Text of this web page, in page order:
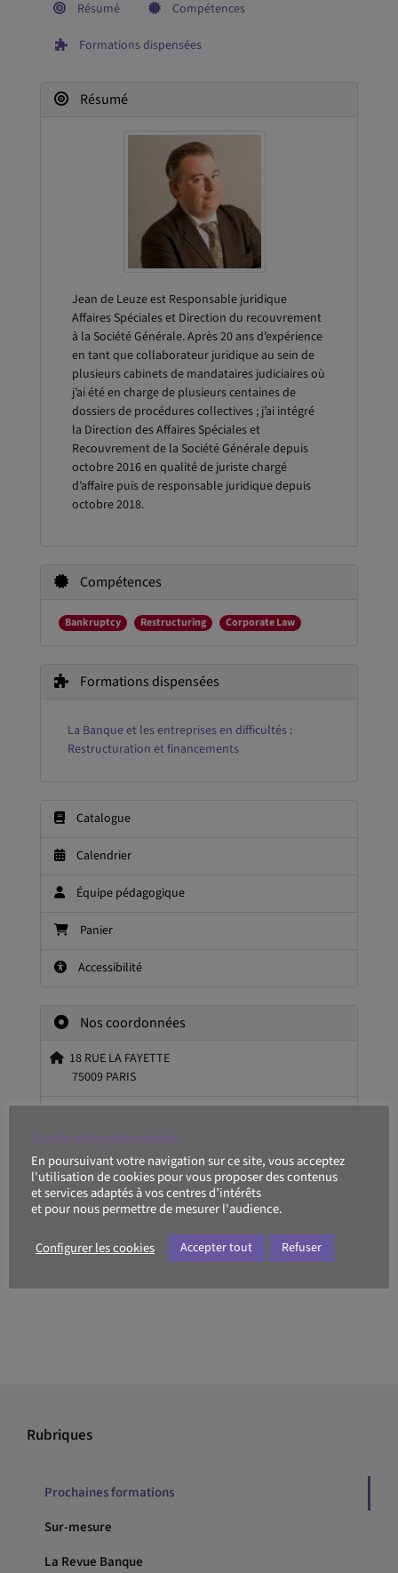
Résumé Compétences
Formations dispensées
Résumé
Jean de Leuze est Responsable juridique
Affaires Spéciales et Direction du recouvrement
à la Société Générale. Après 20 ans d’expérience
en tant que collaborateur juridique au sein de
plusieurs cabinets de mandataires judiciaires où
j’ai été en charge de plusieurs centaines de
dossiers de procédures collectives ; j’ai intégré
la Direction des Affaires Spéciales et
Recouvrement de la Société Générale depuis
octobre 2016 en qualité de juriste chargé
d’affaire puis de responsable juridique depuis
octobre 2018.
Compétences
Bankruptcy Restructuring Corporate Law
Formations dispensées
La Banque et les entreprises en difficultés :
Restructuration et financements
Catalogue
Calendrier
Équipe pédagogique
Panier
Accessibilité
Nos coordonnées
18 RUE LA FAYETTE
75009 PARIS
01 48 00 54 04
Catalogue de formation propulsé par Dendreo,
outil conçu pour les OF
Rubriques
Prochaines formations
Sur-mesure
La Revue Banque
Ce site utilise des cookies
En poursuivant votre navigation sur ce site, vous acceptez
l'utilisation de cookies pour vous proposer des contenus
et services adaptés à vos centres d’intérêts
et pour nous permettre de mesurer l'audience.
Configurer les cookies Accepter tout Refuser